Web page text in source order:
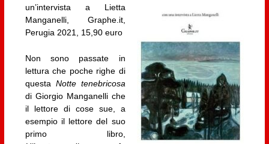
un’intervista a Lietta
Manganelli, Graphe.it,
Perugia 2021, 15,90 euro
Non sono passate in
lettura che poche righe di
questa Notte tenebricosa
di Giorgio Manganelli che
il lettore di cose sue, a
esempio il lettore del suo
primo libro,